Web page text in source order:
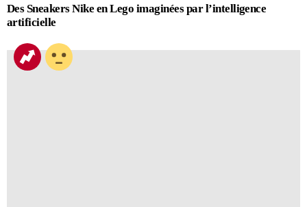
Des Sneakers Nike en Lego imaginées par l’intelligence
artificielle